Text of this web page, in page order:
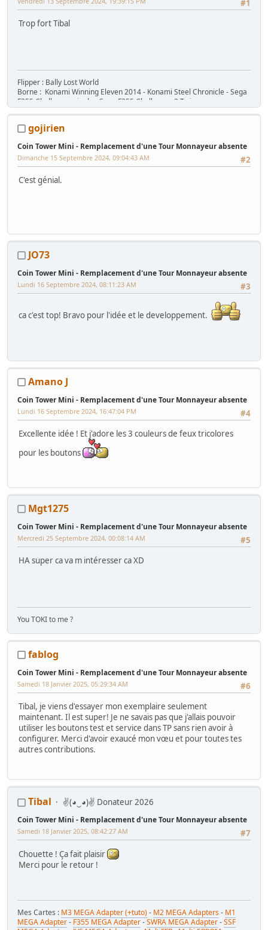
#1
Trop fort Tibal
Flipper : Bally Lost World
Borne : Konami Winning Eleven 2014 - Konami Steel Chronicle - Sega
F355 Challenger single - Sega F355 Challenger 2 Twin
gojirien
Coin Tower Mini - Remplacement d'une Tour Monnayeur absente
#2
Dimanche 15 Septembre 2024, 09:04:43 AM
C'est génial.
JO73
Coin Tower Mini - Remplacement d'une Tour Monnayeur absente
#3
Lundi 16 Septembre 2024, 08:11:23 AM
ca c'est top! Bravo pour l'idée et le developpement.
Amano J
Coin Tower Mini - Remplacement d'une Tour Monnayeur absente
#4
Lundi 16 Septembre 2024, 16:47:04 PM
Excellente idée ! Et j'adore les 3 couleurs de feux tricolores
pour les boutons
Mgt1275
Coin Tower Mini - Remplacement d'une Tour Monnayeur absente
#5
Mercredi 25 Septembre 2024, 00:08:14 AM
HA super ca va m intéresser ca XD
You TOKI to me ?
fablog
Coin Tower Mini - Remplacement d'une Tour Monnayeur absente
#6
Samedi 18 Janvier 2025, 05:29:34 AM
Tibal, je viens d'essayer mon exemplaire seulement
maintenant. Il est super! Je ne savais pas que j'allais pouvoir
utiliser les boutons test et service dans TP sans rien avoir à
configurer. Merci d'avoir exaucé mon vœu et pour toutes tes
autres contributions.
Tibal ✌(◕‿◕)✌ Donateur 2026
Coin Tower Mini - Remplacement d'une Tour Monnayeur absente
#7
Samedi 18 Janvier 2025, 08:42:27 AM
Chouette ! Ça fait plaisir
Merci pour le retour !
Mes Cartes : M3 MEGA Adapter (+tuto) - M2 MEGA Adapters- M1
MEGA Adapter- F355 MEGA Adapter-SWRA MEGA Adapter-SSF